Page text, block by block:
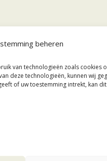
beheren
van technologieën zoals cookies
deze technologieën, kunnen wij
of uw toestemming intrekt, kan